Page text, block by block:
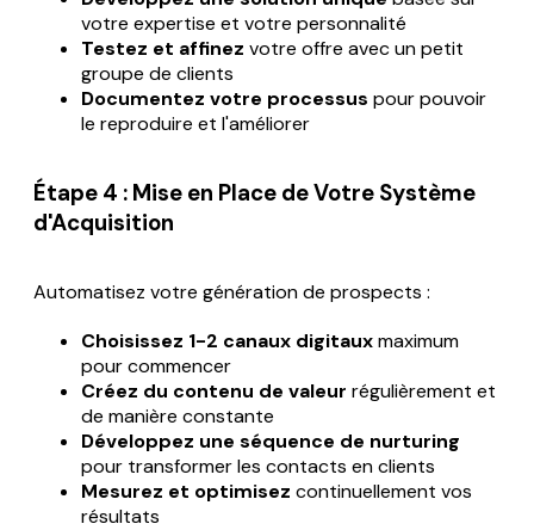
votre expertise et votre personnalité
Testez et affinez votre offre avec un petit
groupe de clients
Documentez votre processus pour pouvoir
le reproduire et l'améliorer
Étape 4 : Mise en Place de Votre Système
d'Acquisition
Automatisez votre génération de prospects :
Choisissez 1-2 canaux digitauxmaximum
pour commencer
Créez du contenu de valeur régulièrement et
de manière constante
Développez une séquence de nurturing
pour transformer les contacts en clients
Mesurez et optimisez continuellement vos
résultats